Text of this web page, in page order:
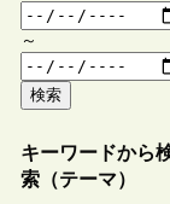
～
検索
キーワードから
索（テーマ）